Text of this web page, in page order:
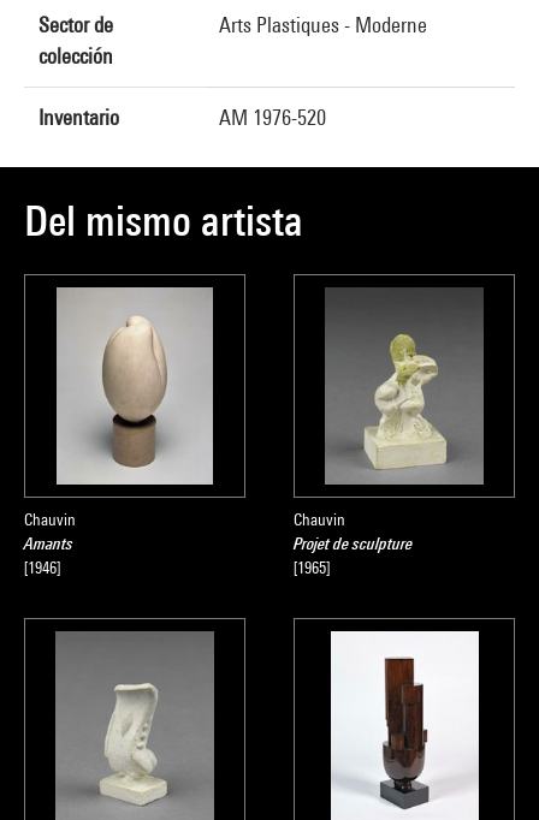
Sector de
colección
Arts Plastiques - Moderne
Inventario AM 1976-520
Del mismo artista
Chauvin
Amants
[1946]
Chauvin
Projet de sculpture
[1965]